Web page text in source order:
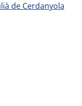
de Cerdanyola